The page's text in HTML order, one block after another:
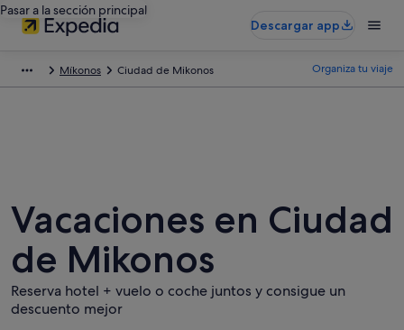
Pasar a la sección principal
Descargar app
Míkonos Ciudad de Mikonos Organiza tu viaje
Vacaciones en Ciudad
de Mikonos
Reserva hotel + vuelo o coche juntos y consigue un
descuento mejor